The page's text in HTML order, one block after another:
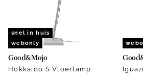
snel in huis
webonly
Good&Mojo
Hokkaido S Vloerlamp